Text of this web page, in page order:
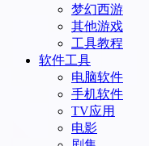
梦幻西游
其他游戏
工具教程
软件工具
电脑软件
手机软件
TV应用
电影